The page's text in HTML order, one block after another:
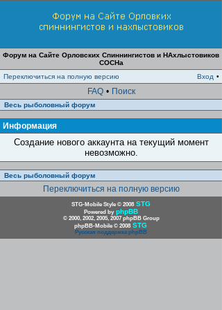
Форум на Сайте Орловских Спиннингистов и НАхлыстовиков
СОСНа
Переключиться на полную версию
Вход •
FAQ • Поиск
Весь рыболовный форум
Информация
Создание нового аккаунта на текущий момент
невозможно.
Весь рыболовный форум
Переключиться на полную версию
STG-Mobile Style © 2008 STG
Powered by phpBB
© 2000, 2002, 2005, 2007 phpBB Group
phpBB-Mobile © 2008 STG
Русская поддержка phpBB